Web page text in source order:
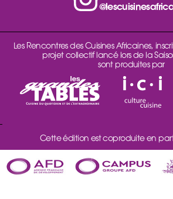
Les Rencontres des Cuisines Africaines,
projet collectif lancé lors de la
sont produites par
Cette édition est coproduite en